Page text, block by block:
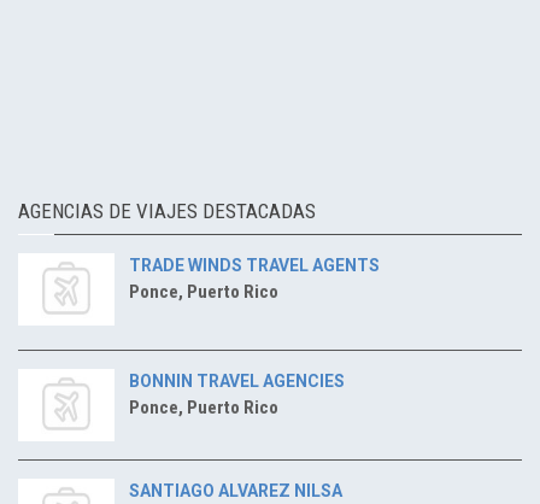
AGENCIAS DE VIAJES DESTACADAS
TRADE WINDS TRAVEL AGENTS
Ponce, Puerto Rico
BONNIN TRAVEL AGENCIES
Ponce, Puerto Rico
SANTIAGO ALVAREZ NILSA